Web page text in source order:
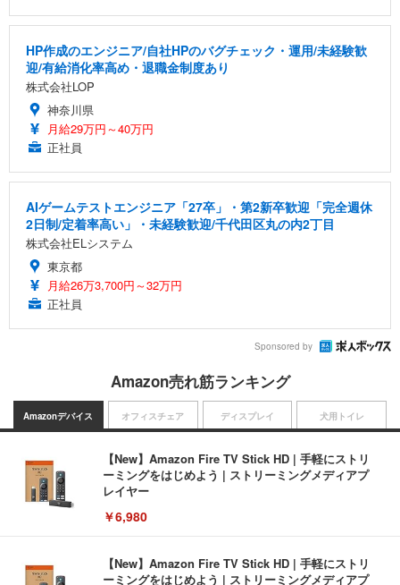
HP作成のエンジニア/自社HPのバグチェック・運用/未経験歓
迎/有給消化率高め・退職金制度あり
株式会社LOP
神奈川県
月給29万円～40万円
正社員
AIゲームテストエンジニア「27卒」・第2新卒歓迎「完全週休
2日制/定着率高い」・未経験歓迎/千代田区丸の内2丁目
株式会社ELシステム
東京都
月給26万3,700円～32万円
正社員
Sponsored by
Amazon売れ筋ランキング
Amazonデバイス
【New】Amazon Fire TV Stick HD | 手軽にストリ
ーミングをはじめよう | ストリーミングメディアプ
レイヤー
￥6,980
【New】Amazon Fire TV Stick HD | 手軽にストリ
ーミングをはじめよう | ストリーミングメディアプ
オフィスチェア ディスプレイ 犬用トイレ